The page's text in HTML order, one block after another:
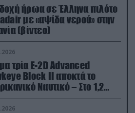
ήρωα σε Έλληνα πιλότο
με «αψίδα νερού» στην
(βίντεο)
τρία E-2D Advanced
Block II αποκτά το
Ναυτικό – Στο 1,2
το κόστος